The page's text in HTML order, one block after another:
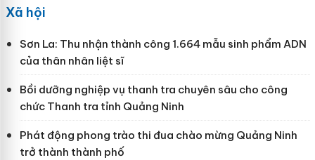
Xã hội
Sơn La: Thu nhận thành công 1.664 mẫu sinh phẩm ADN
của thân nhân liệt sĩ
Bồi dưỡng nghiệp vụ thanh tra chuyên sâu cho công
chức Thanh tra tỉnh Quảng Ninh
Phát động phong trào thi đua chào mừng Quảng Ninh
trở thành thành phố